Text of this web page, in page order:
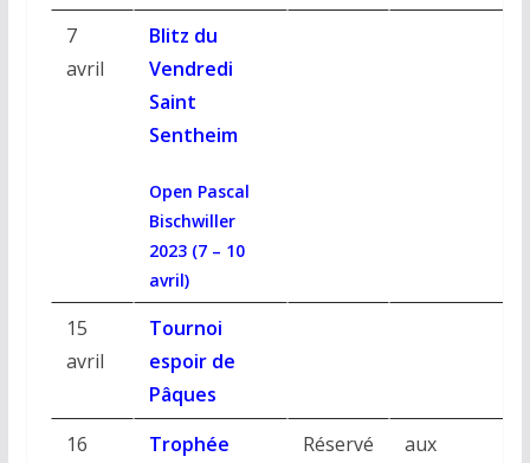
7
avril
Blitz du
Vendredi
Saint
Sentheim
Open Pascal
Bischwiller
2023 (7 – 10
avril)
15
avril
Tournoi
espoir de
Pâques
16
Trophée
Réservé
aux